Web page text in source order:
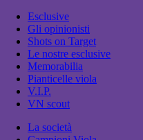
Esclusive
Gli opinionisti
Shots on Target
Le nostre esclusive
Memorabilia
Pianticelle viola
V.I.P.
VN scout
La società